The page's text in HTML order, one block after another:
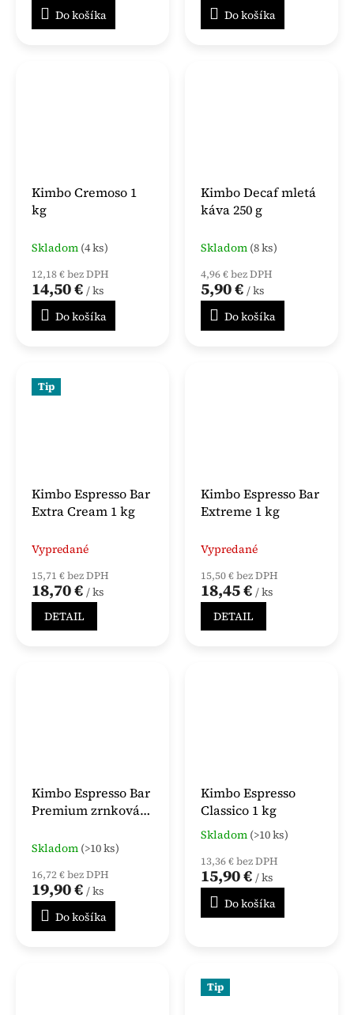
Do košíka
Do košíka
Kimbo Cremoso 1
kg
Skladom (4 ks)
12,18 € bez DPH
14,50 € / ks
Do košíka
Kimbo Decaf mletá
káva 250 g
Skladom (8 ks)
4,96 € bez DPH
5,90 € / ks
Do košíka
Tip
Kimbo Espresso Bar
Extra Cream 1 kg
Vypredané
15,71 € bez DPH
18,70 € / ks
DETAIL
Kimbo Espresso Bar
Extreme 1 kg
Vypredané
15,50 € bez DPH
18,45 € / ks
DETAIL
Kimbo Espresso Bar
Premium zrnková
Skladom (>10 ks)
16,72 € bez DPH
19,90 € / ks
Do košíka
Kimbo Espresso
Classico 1 kg
Priemerné
produktu
je
5,0
Skladom (>10 ks)
13,36 € bez DPH
15,90 € / ks
Do košíka
Tip